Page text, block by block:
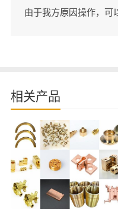
由于我方原因操作，可
相关产品